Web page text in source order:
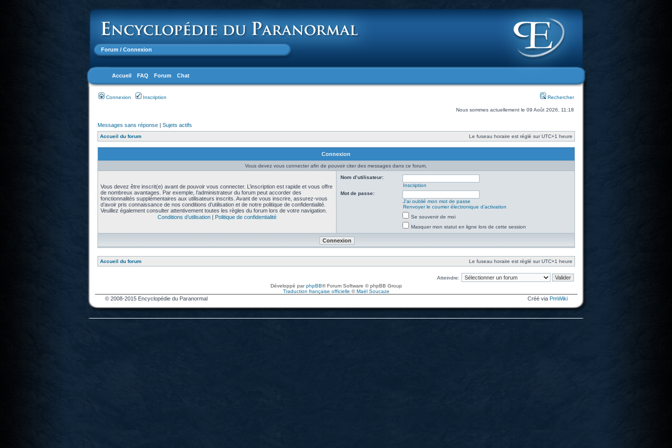
Forum / Connexion
Accueil FAQ Forum Chat
Connexion Inscription Rechercher
Nous sommes actuellement le 09 Août 2026, 11:18
Messages sans réponse| Sujets actifs
Accueil du forum Le fuseau horaire est réglé sur UTC+1 heure
Connexion
Vous devez vous connecter afin de pouvoir citer des messages dans ce forum.
Vous devez être inscrit(e) avant de pouvoir vous connecter. L’inscription est rapide et vous offre
de nombreux avantages. Par exemple, l’administrateur du forum peut accorder des
fonctionnalités supplémentaires aux utilisateurs inscrits. Avant de vous inscrire, assurez-vous
d’avoir pris connaissance de nos conditions d’utilisation et de notre politique de confidentialité.
Veuillez également consulter attentivement toutes les règles du forum lors de votre navigation.
Conditions d’utilisation| Politique de confidentialité
Nom d’utilisateur:
Inscription
Mot de passe:
J’ai oublié mon mot de passe
Renvoyer le courrier électronique d’activation
Se souvenir de moi
Masquer mon statut en ligne lors de cette session
Accueil du forum Le fuseau horaire est réglé sur UTC+1 heure
Atteindre:
Développé parphpBB® Forum Software © phpBB Group
Traduction française officielle ©Maël Soucaze
© 2008-2015 Encyclopédie du Paranormal Créé via PmWiki